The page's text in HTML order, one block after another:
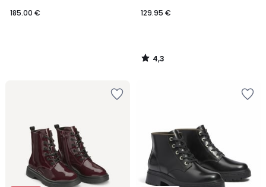
185.00 € 129.95 €
4,3
/